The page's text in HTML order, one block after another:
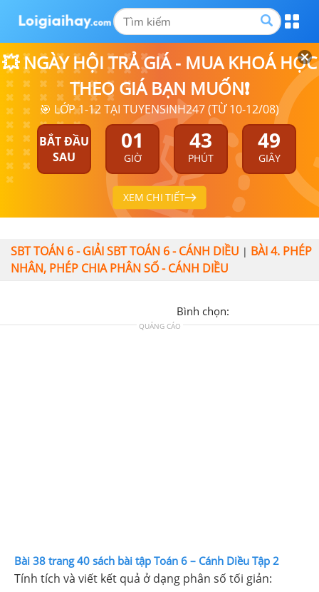
💥 NGÀY HỘI TRẢ GIÁ - MUA KHOÁ HỌC
THEO GIÁ BẠN MUỐN❗
🎯 LỚP 1-12 TẠI TUYENSINH247 (TỪ 10-12/08)
BẮT ĐẦU
SAU
01
GIỜ
43
PHÚT
49
GIÂY
XEM CHI TIẾT
SBT TOÁN 6 - GIẢI SBT TOÁN 6 - CÁNH DIỀU | BÀI 4. PHÉP
NHÂN, PHÉP CHIA PHÂN SỐ - CÁNH DIỀU
Bình chọn:
QUẢNG CÁO
Bài 38 trang 40 sách bài tập Toán 6 – Cánh Diều Tập 2
Tính tích và viết kết quả ở dạng phân số tối giản: